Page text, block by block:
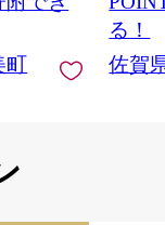
さと納
県 香美
嶋丸
町
る！
佐賀